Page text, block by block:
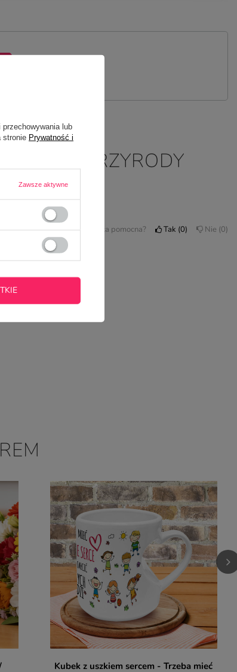
PRZYRODY
Czy opinia była pomocna? Tak 0 Nie 0
Kubek z uszkiem sercem - Trzeba mieć
przechowywania lub
stronie Prywatność i
Zawsze aktywne